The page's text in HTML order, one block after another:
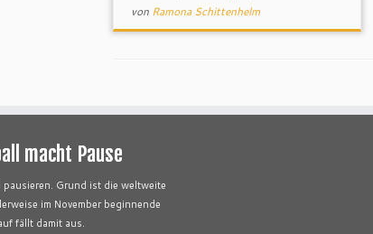
von Ramona Schittenhelm
macht Pause
Grund ist die weltweite
im November beginnende
fällt damit aus.